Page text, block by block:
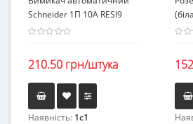
Schneider 1П 10А RESI9
210.50 грн/штука
Наявність: 1c1